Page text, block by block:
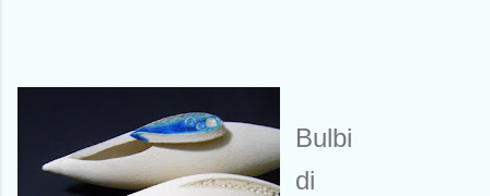
Bulbi
di